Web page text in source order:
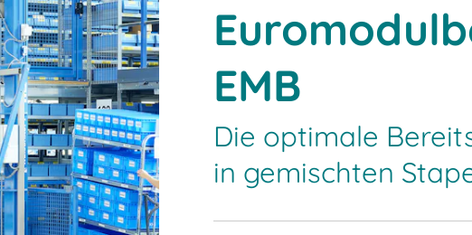
EMB
Die optimale
in gemischten